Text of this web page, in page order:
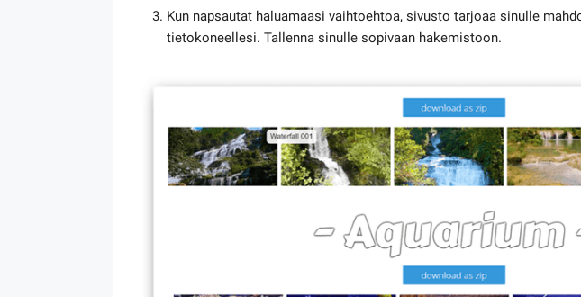
Kun napsautat haluamaasi vaihtoehtoa, sivusto tarjoaa sinulle
tietokoneellesi. Tallenna sinulle sopivaan hakemistoon.